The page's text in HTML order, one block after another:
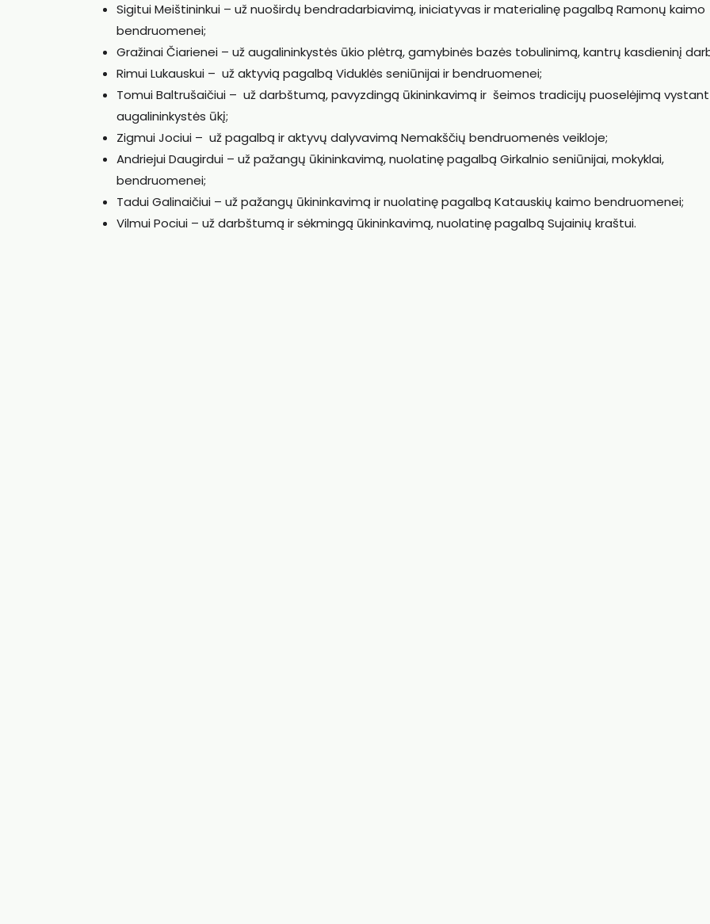
Sigitui Meištininkui – už nuoširdų bendradarbiavimą, iniciatyvas ir materialinę pagalbą Ramonų kaimo
bendruomenei;
Gražinai Čiarienei – už augalininkystės ūkio plėtrą, gamybinės bazės tobulinimą, kantrų kasdieninį
Rimui Lukauskui – už aktyvią pagalbą Viduklės seniūnijai ir bendruomenei;
Tomui Baltrušaičiui – už darbštumą, pavyzdingą ūkininkavimą ir šeimos tradicijų puoselėjimą vystant
augalininkystės ūkį;
Zigmui Jociui – už pagalbą ir aktyvų dalyvavimą Nemakščių bendruomenės veikloje;
Andriejui Daugirdui – už pažangų ūkininkavimą, nuolatinę pagalbą Girkalnio seniūnijai, mokyklai,
bendruomenei;
Tadui Galinaičiui – už pažangų ūkininkavimą ir nuolatinę pagalbą Katauskių kaimo bendruomenei;
Vilmui Pociui – už darbštumą ir sėkmingą ūkininkavimą, nuolatinę pagalbą Sujainių kraštui.